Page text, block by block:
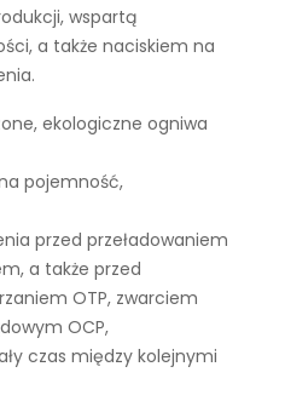
wspartą
a także naciskiem na
ekologiczne ogniwa
pojemność,
przed przeładowaniem
a także przed
OTP, zwarciem
OCP,
czas między kolejnymi